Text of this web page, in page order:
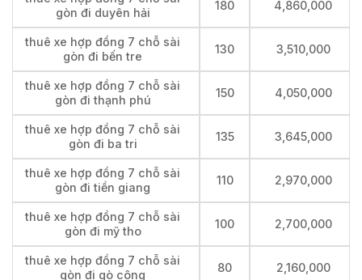
gòn đi duyên hải
180 4,860,000
thuê xe hợp đồng 7 chỗ sài
gòn đi bến tre
130 3,510,000
thuê xe hợp đồng 7 chỗ sài
gòn đi thạnh phú
150 4,050,000
thuê xe hợp đồng 7 chỗ sài
gòn đi ba tri
135 3,645,000
thuê xe hợp đồng 7 chỗ sài
gòn đi tiền giang
110 2,970,000
thuê xe hợp đồng 7 chỗ sài
gòn đi mỹ tho
100 2,700,000
thuê xe hợp đồng 7 chỗ sài
gòn đi gò công
80 2,160,000